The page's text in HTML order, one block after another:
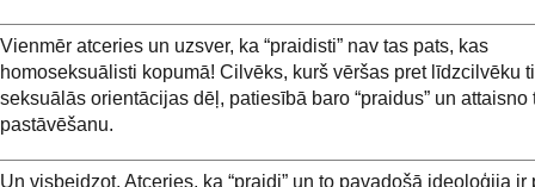
Vienmēr atceries un uzsver, ka “praidisti” nav tas pats, kas
homoseksuālisti kopumā! Cilvēks, kurš vēršas pret līdzcilvēku
seksuālās orientācijas dēļ, patiesībā baro “praidus” un attaisno
pastāvēšanu.
Un visbeidzot. Atceries, ka “praidi” un to pavadošā ideoloģija ir